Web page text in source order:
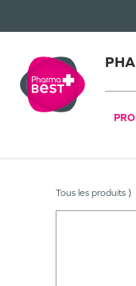
Tous les produits